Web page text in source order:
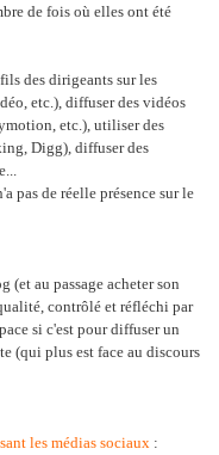
de fois où elles ont été
des dirigeants sur les
etc.), diffuser des vidéos
etc.), utiliser des
Digg), diffuser des
pas de réelle présence sur le
(et au passage acheter son
contrôlé et réfléchi par
si c'est pour diffuser un
(qui plus est face au discours
les médias sociaux :